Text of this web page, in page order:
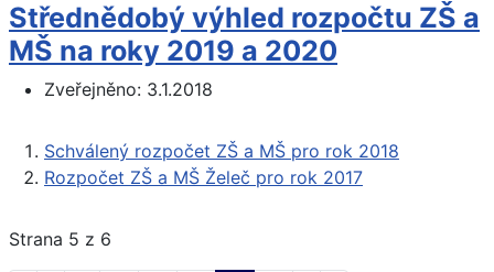
Střednědobý výhled rozpočtu ZŠ a
MŠ na roky 2019 a 2020
Zveřejněno: 3.1.2018
Schválený rozpočet ZŠ a MŠ pro rok 2018
Rozpočet ZŠ a MŠ Želeč pro rok 2017
Strana 5 z 6